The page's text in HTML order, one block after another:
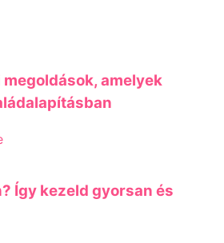
amelyek
Így kezeld gyorsan és